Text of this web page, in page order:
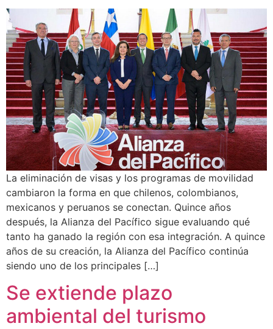
La eliminación de visas y los programas de movilidad
cambiaron la forma en que chilenos, colombianos,
mexicanos y peruanos se conectan. Quince años
después, la Alianza del Pacífico sigue evaluando qué
tanto ha ganado la región con esa integración. A quince
años de su creación, la Alianza del Pacífico continúa
siendo uno de los principales […]
Se extiende plazo
ambiental del turismo